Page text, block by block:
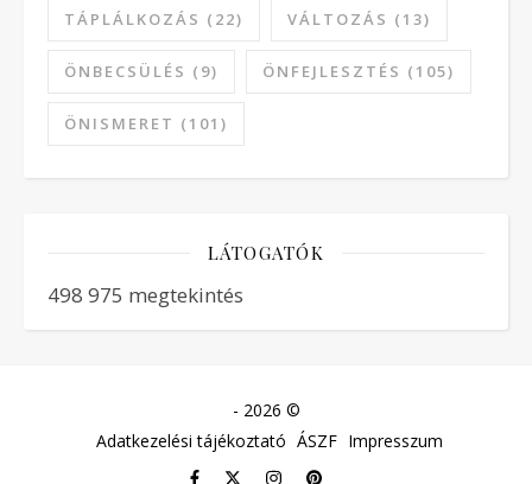
TÁPLÁLKOZÁS (22) VÁLTOZÁS (13)
ÖNBECSÜLÉS (9) ÖNFEJLESZTÉS (105)
ÖNISMERET (101)
LÁTOGATÓK
498 975 megtekintés
- 2026 ©
Adatkezelési tájékoztató ÁSZF Impresszum